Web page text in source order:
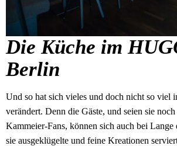
Die Küche im
Berlin
Und so hat sich vieles und doch nicht so viel
verändert. Denn die Gäste, und seien sie
Kammeier-Fans, können sich auch bei Lange
sie ausgeklügelte und feine Kreationen